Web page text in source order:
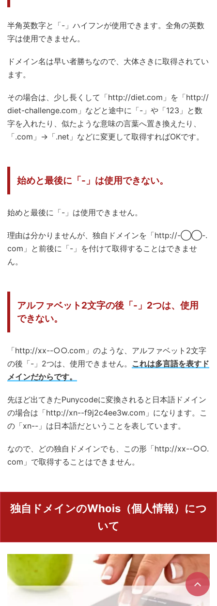
半角英数字と「-」ハイフンが使用できます。全角の英数
字は使用できません。
ドメイン名は早い者勝ちなので、大体さきに取得されてい
ます。
その場合は、少し長くして「http://diet.com」を「http://
diet-challenge.com」などと途中に「-」や「123」と数
字を入れたり、似たような意味の言葉へ置き換えたり、
「.com」→「.net」などに変更して取得すればOKです。
始めと最後に「-」は使用できない。
始めと最後に「-」は使用できません。
理由は分かりませんが、独自ドメインを「http://-◯◯-.
com」と前後に「-」を付けて取得することはできませ
ん。
アルファベット2文字の後「-」2つは、使用
できない。
「http://xx--○○.com」のような、アルファベット2文字
の後「-」2つは、使用できません。 これは多言語を表すド
メインだからです。
先ほど出てきたPunycodeに変換されると日本語ドメイン
の場合は「http://xn--f9j2c4ee3w.com」になります。こ
の「xn--」は日本語だということを表しています。
なので、どの独自ドメインでも、この形「http://xx--○○.
com」で取得することはできません。
独自ドメインのWhois（個人情報）につ
いて